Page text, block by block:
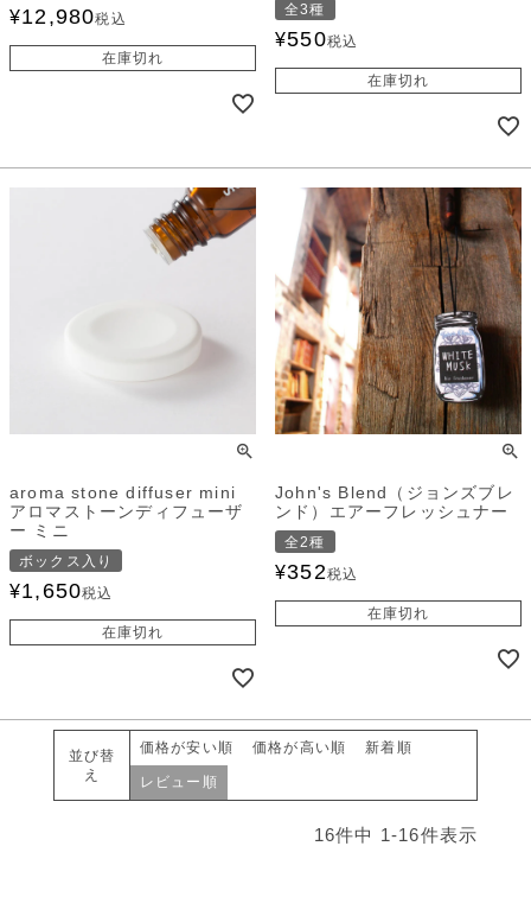
¥12,980税込
在庫切れ
全3種
¥550税込
在庫切れ
aroma stone diffuser mini
アロマストーンディフューザ
ー ミニ
ボックス入り
¥1,650税込
在庫切れ
John's Blend（ジョンズブレ
ンド）エアーフレッシュナー
全2種
¥352税込
在庫切れ
並び替
え
価格が安い順 価格が高い順 新着順
レビュー順
16件中 1-16件表示